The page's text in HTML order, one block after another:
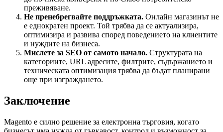
преживяване.
Не пренебрегвайте поддръжката. Онлайн магазинът не
е еднократен проект. Той трябва да се актуализира,
оптимизира и развива според поведението на клиентите
и нуждите на бизнеса.
Мислете за SEO от самото начало. Структурата на
категориите, URL адресите, филтрите, съдържанието и
техническата оптимизация трябва да бъдат планирани
още при изграждането.
Заключение
Magento е силно решение за електронна търговия, когато